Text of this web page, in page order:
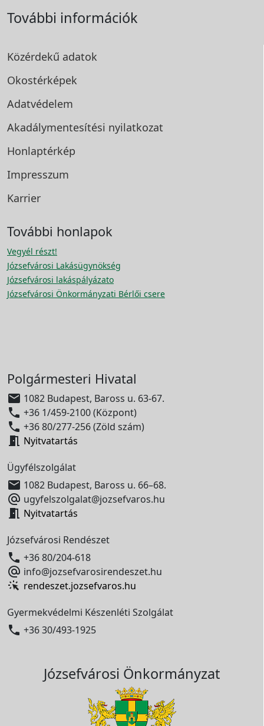
További információk
Közérdekű adatok
Okostérképek
Adatvédelem
Akadálymentesítési nyilatkozat
Honlaptérkép
Impresszum
Karrier
További honlapok
Vegyél részt!
Józsefvárosi Lakásügynökség
Józsefvárosi lakáspályázato
Józsefvárosi Önkormányzati Bérlői csere
Polgármesteri Hivatal
 1082 Budapest, Baross u. 63-67.
 +36 1/459-2100 (Központ)
 +36 80/277-256 (Zöld szám)
 Nyitvatartás
Ügyfélszolgálat
 1082 Budapest, Baross u. 66–68.
 ugyfelszolgalat@jozsefvaros.hu
 Nyitvatartás
Józsefvárosi Rendészet
 +36 80/204-618
 info@jozsefvarosirendeszet.hu
rendeszet.jozsefvaros.hu
Gyermekvédelmi Készenléti Szolgálat
 +36 30/493-1925
Józsefvárosi Önkormányzat